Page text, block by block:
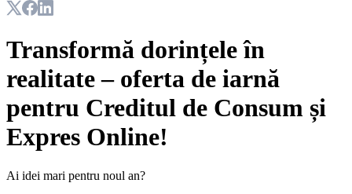
Transformă dorințele în
realitate – oferta de iarnă
pentru Creditul de Consum și
Expres Online!
Ai idei mari pentru noul an?